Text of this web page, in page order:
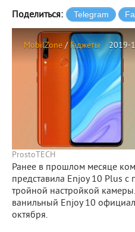
Поделиться:
MobilZone / Гаджеты 2019-
ProstoTECH
Ранее в прошлом месяце
представила Enjoy 10 Plus
тройной настройкой
ванильный Enjoy 10
октября.